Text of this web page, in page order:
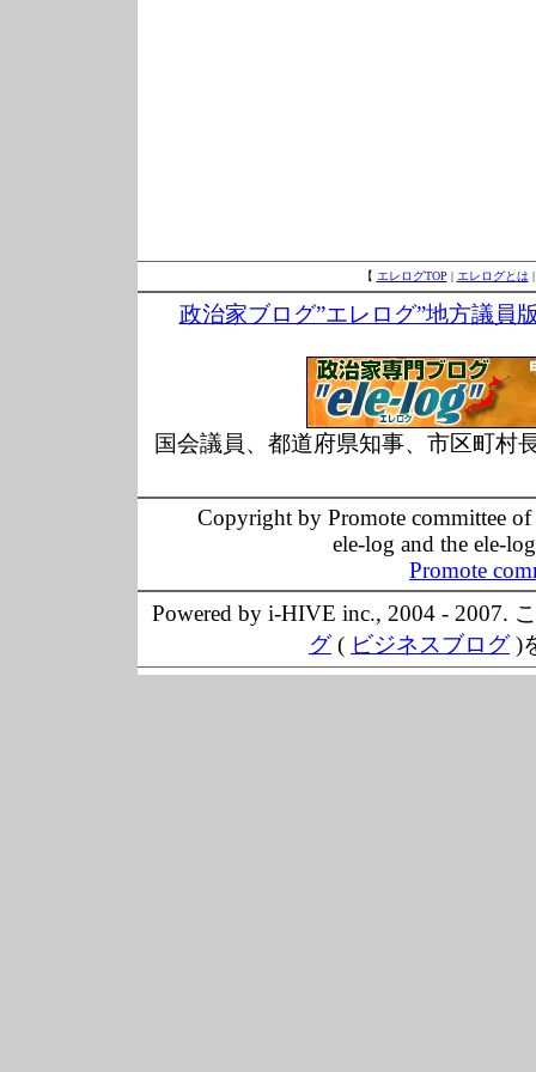
【 エレログTOP | エレログとは
政治家ブログ”エレログ”地方議員
国会議員、都道府県知事、市区町村
Copyright by Promote committee
ele-log and the ele-
Promote
Powered by i-HIVE inc., 2004 - 2007.
グ( ビジネスブログ)